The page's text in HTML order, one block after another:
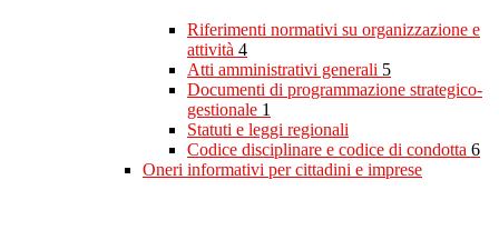
Riferimenti normativi su organizzazione e
attività 4
Atti amministrativi generali 5
Documenti di programmazione strategico-
gestionale 1
Statuti e leggi regionali
Codice disciplinare e codice di condotta 6
Oneri informativi per cittadini e imprese